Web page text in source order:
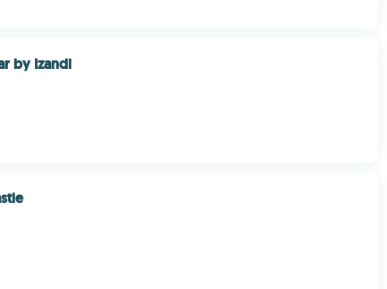
by Izandi